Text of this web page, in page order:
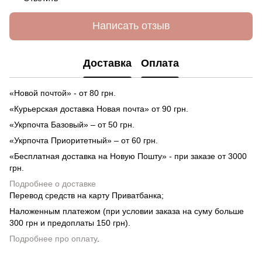
Написать отзыв
Доставка Оплата
«Новой почтой» - от 80 грн.
«Курьерская доставка Новая почта» от 90 грн.
«Укрпочта Базовый» – от 50 грн.
«Укрпочта Приоритетный» – от 60 грн.
«Бесплатная доставка на Новую Пошту» - при заказе от 3000
грн.
Подробнее о доставке
Перевод средств на карту Приватбанка;
Наложенным платежом (при условии заказа на суму больше
300 грн и предоплаты 150 грн).
Подробнее про оплату.